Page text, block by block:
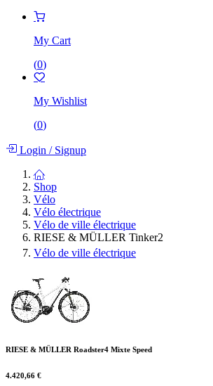
My Cart
(0)
My Wishlist
(0)
Login /Signup
Shop
Vélo
Vélo électrique
Vélo de ville électrique
RIESE & MÜLLER Tinker2
Vélo de ville électrique
RIESE & MÜLLER Roadster4 Mixte Speed
4.420,66 €